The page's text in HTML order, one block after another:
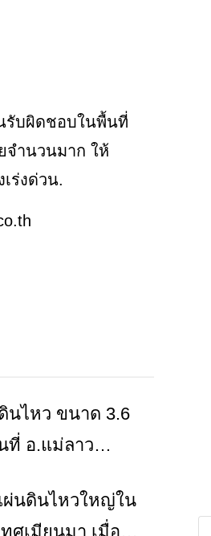
รับผิดชอบในพื้นที่
จำนวนมาก ให้
ร่งด่วน.
ข่าวเชียงราย
นไหว ขนาด 3.6
ที่ อ.แม่ลาว
งสั่นสะเทือนได้
ข่าวเชียงราย
ผ่นดินไหวใหญ่ใน
ทศเมียนมา เมื่อ